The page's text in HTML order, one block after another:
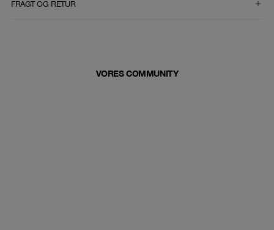
FRAGT OG RETUR
VORES COMMUNITY